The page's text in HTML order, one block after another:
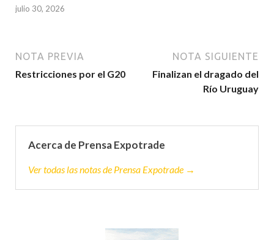
julio 30, 2026
NOTA PREVIA
Restricciones por el G20
NOTA SIGUIENTE
Finalizan el dragado del
Río Uruguay
Acerca de Prensa Expotrade
Ver todas las notas de Prensa Expotrade →